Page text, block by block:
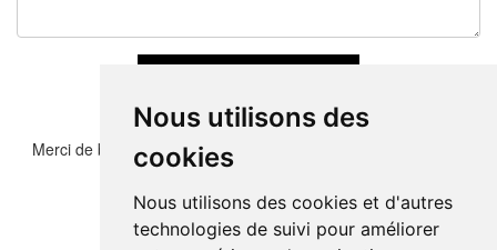
Nous utilisons des
cookies
Nous utilisons des cookies et d'autres
technologies de suivi pour améliorer
Merci de bien vouloir recopier les chiffres et lettre ci-dessous :